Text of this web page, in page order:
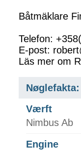
Båtmäklare
Telefon:
E-post:
Läs mer om
Værft
Nimbus Ab
Engine